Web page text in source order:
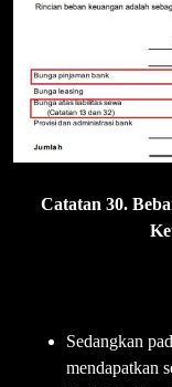
Catatan 30.
Sedangkan
mendapatkan